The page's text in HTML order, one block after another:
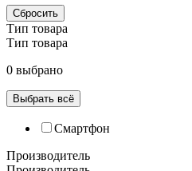
Сбросить
Тип товара
Тип товара
0 выбрано
Выбрать всё
Смартфон
Производитель